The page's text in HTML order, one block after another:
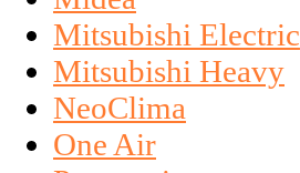
Mitsubishi Electric
Mitsubishi Heavy
NeoClima
One Air